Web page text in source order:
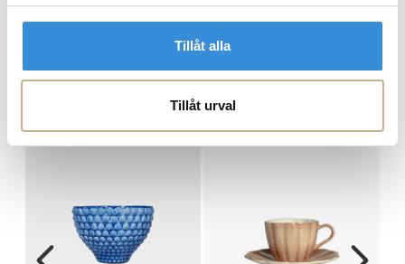
Tillåt alla
Tillåt urval
MER FRÅN MATEUS